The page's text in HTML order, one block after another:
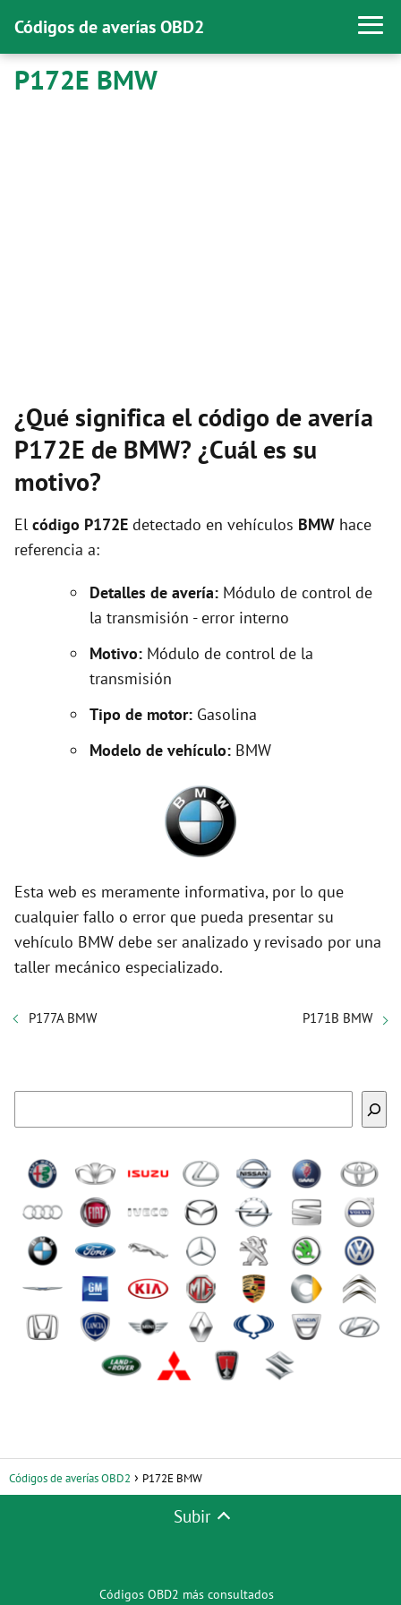
Códigos de averías OBD2
P172E BMW
¿Qué significa el código de avería
P172E de BMW? ¿Cuál es su
motivo?
El código P172E detectado en vehículos BMW hace
referencia a:
Detalles de avería: Módulo de control de
la transmisión - error interno
Motivo: Módulo de control de la
transmisión
Tipo de motor: Gasolina
Modelo de vehículo: BMW
Esta web es meramente informativa, por lo que
cualquier fallo o error que pueda presentar su
vehículo BMW debe ser analizado y revisado por una
taller mecánico especializado.
P177A BMW P171B BMW
Códigos de averías OBD2 P172E BMW
Subir
Códigos OBD2 más consultados